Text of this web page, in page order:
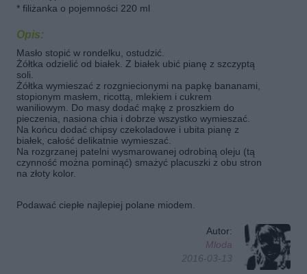
* filiżanka o pojemności 220 ml
Opis:
Masło stopić w rondelku, ostudzić.
Żółtka odzielić od białek. Z białek ubić pianę z szczyptą
soli.
Żółtka wymieszać z rozgniecionymi na papkę bananami,
stopionym masłem, ricottą, mlekiem i cukrem
waniliowym. Do masy dodać mąkę z proszkiem do
pieczenia, nasiona chia i dobrze wszystko wymieszać.
Na końcu dodać chipsy czekoladowe i ubita pianę z
białek, całość delikatnie wymieszać.
Na rozgrzanej patelni wysmarowanej odrobiną oleju (tą
czynność można pominąć) smażyć placuszki z obu stron
na złoty kolor.
Podawać ciepłe najlepiej polane miodem.
Autor:
Mloda
2016-03-13